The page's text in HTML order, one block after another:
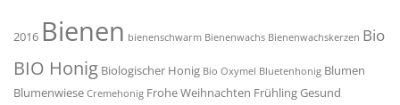
2016 Bienen bienenschwarm Bienenwachs Bienenwachskerzen Bio
BIO Honig Biologischer Honig Bio Oxymel Bluetenhonig Blumen
Blumenwiese Cremehonig Frohe Weihnachten FrühlingGesund